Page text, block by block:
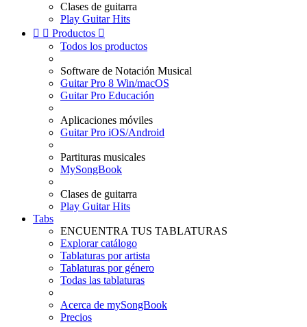
Clases de guitarra
Play Guitar Hits
  Productos 
Todos los productos
Software de Notación Musical
Guitar Pro 8 Win/macOS
Guitar Pro Educación
Aplicaciones móviles
Guitar Pro iOS/Android
Partituras musicales
MySongBook
Clases de guitarra
Play Guitar Hits
Tabs
ENCUENTRA TUS TABLATURAS
Explorar catálogo
Tablaturas por artista
Tablaturas por género
Todas las tablaturas
Acerca de mySongBook
Precios